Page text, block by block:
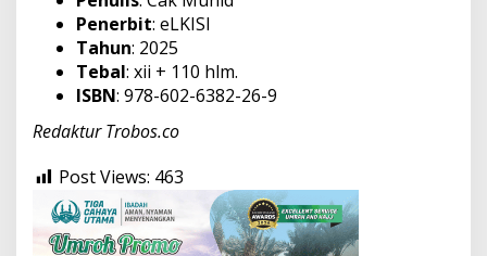
Penerbit: eLKISI
Tahun: 2025
Tebal: xii + 110 hlm.
ISBN: 978-602-6382-26-9
Redaktur Trobos.co
Post Views: 463